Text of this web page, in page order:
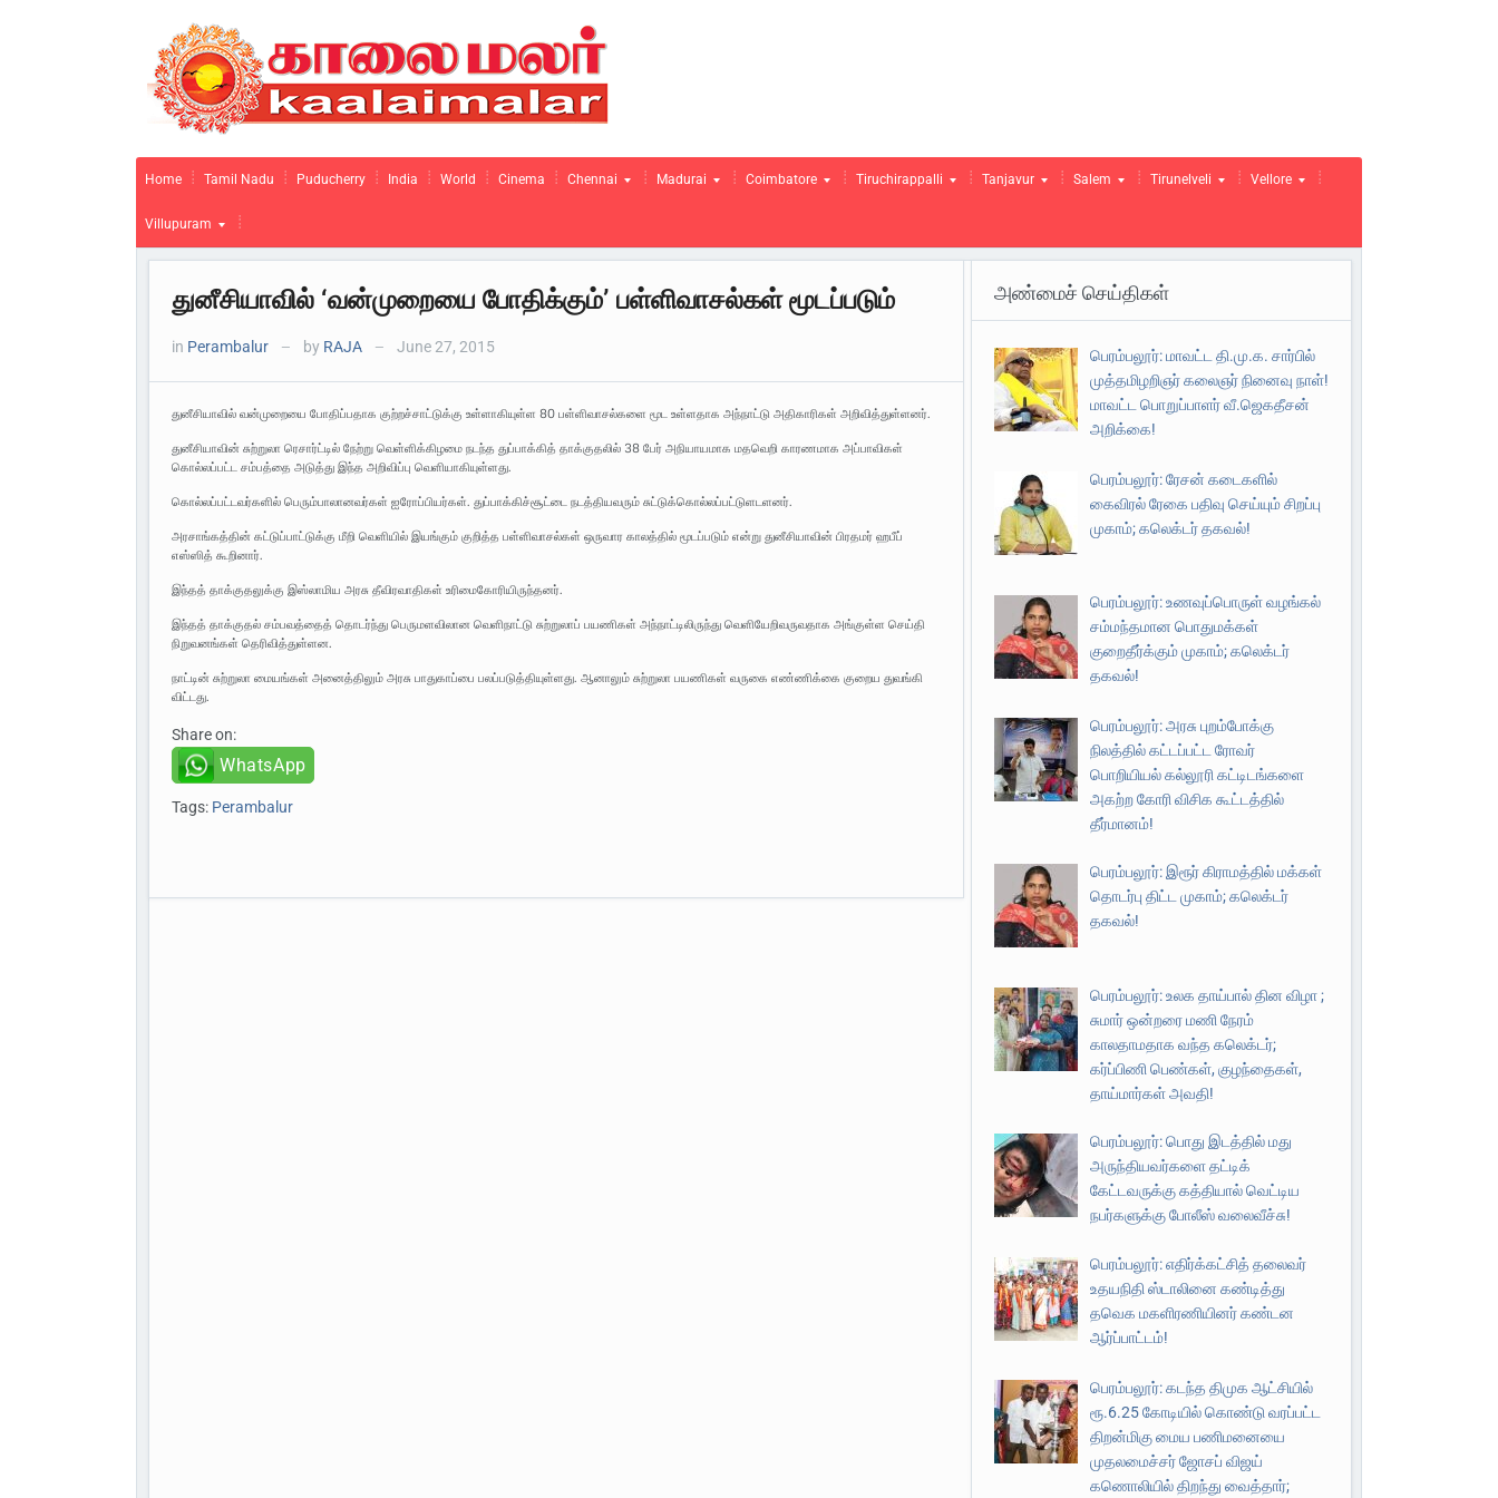
Home Tamil Nadu Puducherry India World Cinema Chennai Madurai Coimbatore Tiruchirappalli Tanjavur Salem Tirunelveli Vellore
Villupuram
துனீசியாவில் ‘வன்முறையை போதிக்கும்’ பள்ளிவாசல்கள் மூடப்படும்
in Perambalur — by RAJA — June 27, 2015
துனீசியாவில் வன்முறையை போதிப்பதாக குற்றச்சாட்டுக்கு உள்ளாகியுள்ள 80 பள்ளிவாசல்களை மூட உள்ளதாக அந்நாட்டு அதிகாரிகள் அறிவித்துள்ளனர்.
துனீசியாவின் சுற்றுலா ரெசார்ட்டில் நேற்று வெள்ளிக்கிழமை நடந்த துப்பாக்கித் தாக்குதலில் 38 பேர் அநியாயமாக மதவெறி காரணமாக அப்பாவிகள்
கொல்லப்பட்ட சம்பத்தை அடுத்து இந்த அறிவிப்பு வெளியாகியுள்ளது.
கொல்லப்பட்டவர்களில் பெரும்பாலானவர்கள் ஐரோப்பியர்கள். துப்பாக்கிச்சூட்டை நடத்தியவரும் சுட்டுக்கொல்லப்பட்டுளடளனர்.
அரசாங்கத்தின் கட்டுப்பாட்டுக்கு மீறி வெளியில் இயங்கும் குறித்த பள்ளிவாசல்கள் ஒருவார காலத்தில் மூடப்படும் என்று துனீசியாவின் பிரதமர் ஹபீப்
எஸ்ஸித் கூறினார்.
இந்தத் தாக்குதலுக்கு இஸ்லாமிய அரசு தீவிரவாதிகள் உரிமைகோரியிருந்தனர்.
இந்தத் தாக்குதல் சம்பவத்தைத் தொடர்ந்து பெருமளவிலான வெளிநாட்டு சுற்றுலாப் பயணிகள் அந்நாட்டிலிருந்து வெளியேறிவருவதாக அங்குள்ள செய்தி
நிறுவனங்கள் தெரிவித்துள்ளன.
நாட்டின் சுற்றுலா மையங்கள் அனைத்திலும் அரசு பாதுகாப்பை பலப்படுத்தியுள்ளது. ஆனாலும் சுற்றுலா பயணிகள் வருகை எண்ணிக்கை குறைய துவங்கி
விட்டது.
Share on:
WhatsApp
Tags: Perambalur
அண்மைச் செய்திகள்
பெரம்பலூர்: மாவட்ட தி.மு.க. சார்பில்
முத்தமிழறிஞர் கலைஞர் நினைவு நாள்!
மாவட்ட பொறுப்பாளர் வீ.ஜெகதீசன்
அறிக்கை!
பெரம்பலூர்: ரேசன் கடைகளில்
கைவிரல் ரேகை பதிவு செய்யும் சிறப்பு
முகாம்; கலெக்டர் தகவல்!
பெரம்பலூர்: உணவுப்பொருள் வழங்கல்
சம்மந்தமான பொதுமக்கள்
குறைதீர்க்கும் முகாம்; கலெக்டர்
தகவல்!
பெரம்பலூர்: அரசு புறம்போக்கு
நிலத்தில் கட்டப்பட்ட ரோவர்
பொறியியல் கல்லூரி கட்டிடங்களை
அகற்ற கோரி விசிக கூட்டத்தில்
தீர்மானம்!
பெரம்பலூர்: இரூர் கிராமத்தில் மக்கள்
தொடர்பு திட்ட முகாம்; கலெக்டர்
தகவல்!
பெரம்பலூர்: உலக தாய்பால் தின விழா ;
சுமார் ஒன்றரை மணி நேரம்
காலதாமதாக வந்த கலெக்டர்;
கர்ப்பிணி பெண்கள், குழந்தைகள்,
தாய்மார்கள் அவதி!
பெரம்பலூர்: பொது இடத்தில் மது
அருந்தியவர்களை தட்டிக்
கேட்டவருக்கு கத்தியால் வெட்டிய
நபர்களுக்கு போலீஸ் வலைவீச்சு!
பெரம்பலூர்: எதிர்க்கட்சித் தலைவர்
உதயநிதி ஸ்டாலினை கண்டித்து
தவெக மகளிரணியினர் கண்டன
ஆர்ப்பாட்டம்!
பெரம்பலூர்: கடந்த திமுக ஆட்சியில்
ரூ.6.25 கோடியில் கொண்டு வரப்பட்ட
திறன்மிகு மைய பணிமனையை
முதலமைச்சர் ஜோசப் விஜய்
கணொலியில் திறந்து வைத்தார்;